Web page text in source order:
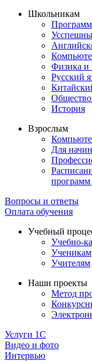
Школьникам
Физика и
Русский
История
Взрослым
Для
программ
Вопросы и ответы
Оплата обучения
Учебный
Учебно-
Ученикам
Учителям
Наши проекты
Метод
Услуги 1C
Видео и фото
Интервью